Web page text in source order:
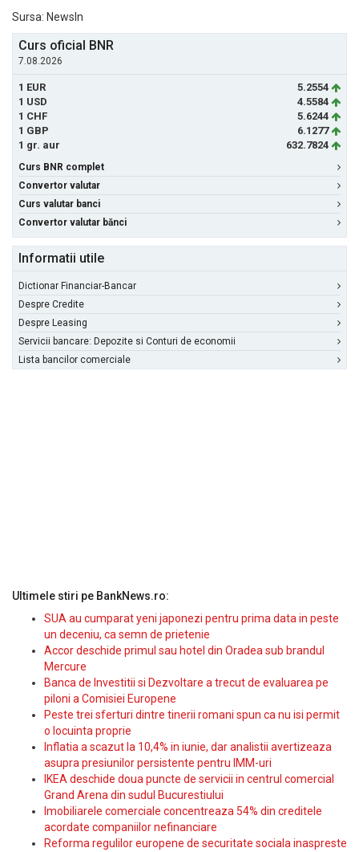
Sursa: NewsIn
Curs oficial BNR
7.08.2026
1 EUR
5.2554
1 USD
4.5584
1 CHF
5.6244
1 GBP
6.1277
1 gr. aur
632.7824
Curs BNR complet
Convertor valutar
Curs valutar banci
Convertor valutar bănci
Informatii utile
Dictionar Financiar-Bancar
Despre Credite
Despre Leasing
Servicii bancare: Depozite si Conturi de economii
Lista bancilor comerciale
Ultimele stiri pe BankNews.ro:
SUA au cumparat yeni japonezi pentru prima data in peste
un deceniu, ca semn de prietenie
Accor deschide primul sau hotel din Oradea sub brandul
Mercure
Banca de Investitii si Dezvoltare a trecut de evaluarea pe
piloni a Comisiei Europene
Peste trei sferturi dintre tinerii romani spun ca nu isi permit
o locuinta proprie
Inflatia a scazut la 10,4% in iunie, dar analistii avertizeaza
asupra presiunilor persistente pentru IMM-uri
IKEA deschide doua puncte de servicii in centrul comercial
Grand Arena din sudul Bucurestiului
Imobiliarele comerciale concentreaza 54% din creditele
acordate companiilor nefinanciare
Reforma regulilor europene de securitate sociala inaspreste